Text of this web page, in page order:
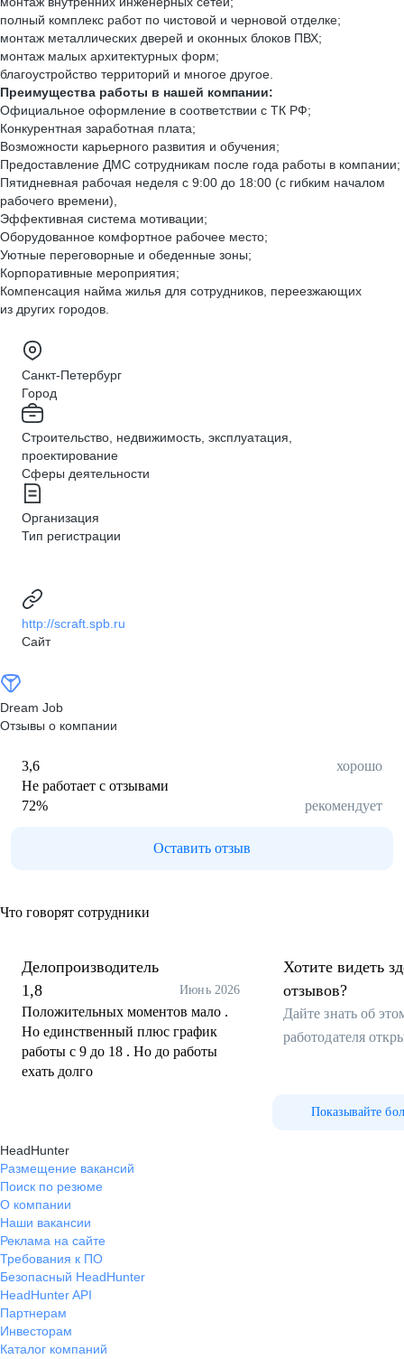
полный комплекс работ по чистовой и черновой отделке;
монтаж металлических дверей и оконных блоков ПВХ;
монтаж малых архитектурных форм;
благоустройство территорий и многое другое.
Преимущества работы в нашей компании:
Официальное оформление в соответствии с ТК РФ;
Конкурентная заработная плата;
Возможности карьерного развития и обучения;
Предоставление ДМС сотрудникам после года работы в компании;
Пятидневная рабочая неделя с 9:00 до 18:00 (с гибким началом
рабочего времени),
Эффективная система мотивации;
Оборудованное комфортное рабочее место;
Уютные переговорные и обеденные зоны;
Корпоративные мероприятия;
Компенсация найма жилья для сотрудников, переезжающих
из других городов.
Санкт-Петербург
Город
Строительство, недвижимость, эксплуатация,
проектирование
Сферы деятельности
Организация
Тип регистрации
http://scraft.spb.ru
Сайт
Dream Job
Отзывы о компании
3,6
хорошо
Не работает с отзывами
72% рекомендует
Оставить отзыв
Что говорят сотрудники
Делопроизводитель
1,8
Июнь 2026
Положительных моментов мало .
Но единственный плюс график
работы с 9 до 18 . Но до работы
ехать долго
Хотите видеть
отзывов?
Дайте знать об
работодателя
Показывайте
HeadHunter
Размещение вакансий
Поиск по резюме
О компании
Наши вакансии
Реклама на сайте
Требования к ПО
Безопасный HeadHunter
HeadHunter API
Партнерам
Инвесторам
Каталог компаний